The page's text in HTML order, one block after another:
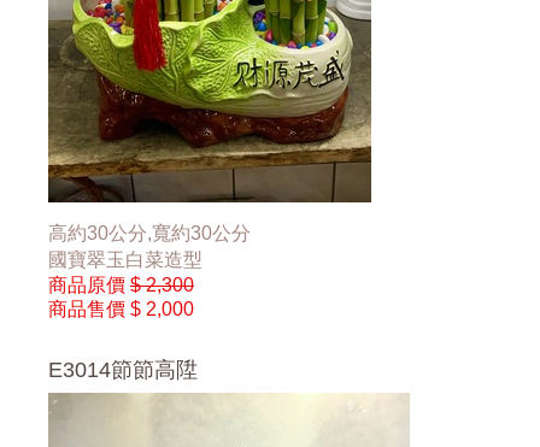
高約30公分,寬約30公分
國寶翠玉白菜造型
商品原價 $ 2,300
商品售價 $ 2,000
E3014節節高陞